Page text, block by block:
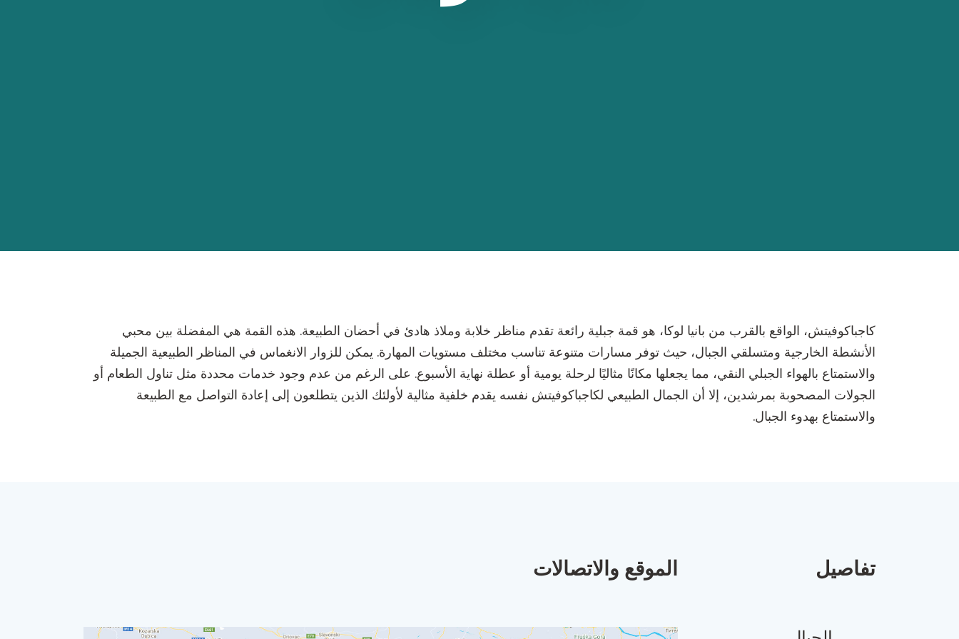
كاجباكوفيتش، الواقع بالقرب من بانيا لوكا، هو قمة جبلية رائعة تقدم مناظر خلابة وملاذ هادئ في أحضان الطبيعة. هذه القمة هي المفضلة بين محبي
الأنشطة الخارجية ومتسلقي الجبال، حيث توفر مسارات متنوعة تناسب مختلف مستويات المهارة. يمكن للزوار الانغماس في المناظر الطبيعية الجميلة
والاستمتاع بالهواء الجبلي النقي، مما يجعلها مكانًا مثاليًا لرحلة يومية أو عطلة نهاية الأسبوع. على الرغم من عدم وجود خدمات محددة مثل تناول الطعام أو
الجولات المصحوبة بمرشدين، إلا أن الجمال الطبيعي لكاجباكوفيتش نفسه يقدم خلفية مثالية لأولئك الذين يتطلعون إلى إعادة التواصل مع الطبيعة
والاستمتاع بهدوء الجبال.
تفاصيل الموقع والاتصالات